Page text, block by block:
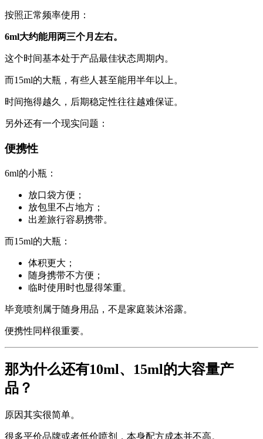
按照正常频率使用：
6ml大约能用两三个月左右。
这个时间基本处于产品最佳状态周期内。
而15ml的大瓶，有些人甚至能用半年以上。
时间拖得越久，后期稳定性往往越难保证。
另外还有一个现实问题：
便携性
6ml的小瓶：
放口袋方便；
放包里不占地方；
出差旅行容易携带。
而15ml的大瓶：
体积更大；
随身携带不方便；
临时使用时也显得笨重。
毕竟喷剂属于随身用品，不是家庭装沐浴露。
便携性同样很重要。
那为什么还有10ml、15ml的大容量产
品？
原因其实很简单。
很多平价品牌或者低价喷剂，本身配方成本并不高。